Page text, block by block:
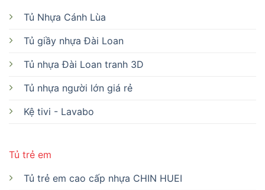
Tủ Nhựa Cánh Lùa
Tủ giầy nhựa Đài Loan
Tủ nhựa Đài Loan tranh 3D
Tủ nhựa người lớn giá rẻ
Kệ tivi - Lavabo
Tủ trẻ em
Tủ trẻ em cao cấp nhựa CHIN HUEI